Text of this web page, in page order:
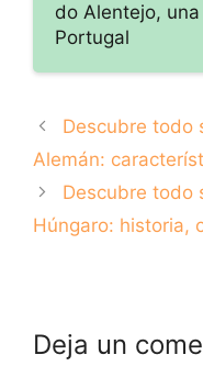
do Alentejo,
Portugal
Descubre todo
Alemán:
Descubre todo
Húngaro: historia,
Deja un